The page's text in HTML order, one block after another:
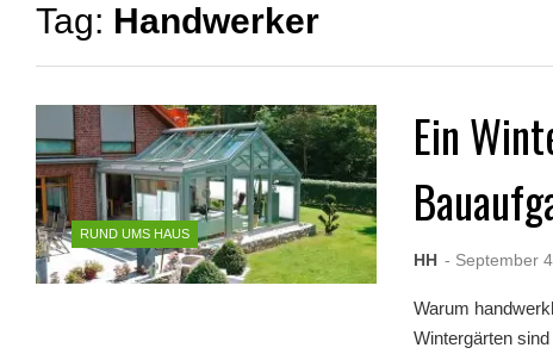
Tag: Handwerker
RUND UMS HAUS
Ein
HH - September
Warum
Wintergärten